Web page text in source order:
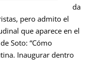
da
pero admito el
que aparece en el
Soto: “Cómo
Inaugurar dentro